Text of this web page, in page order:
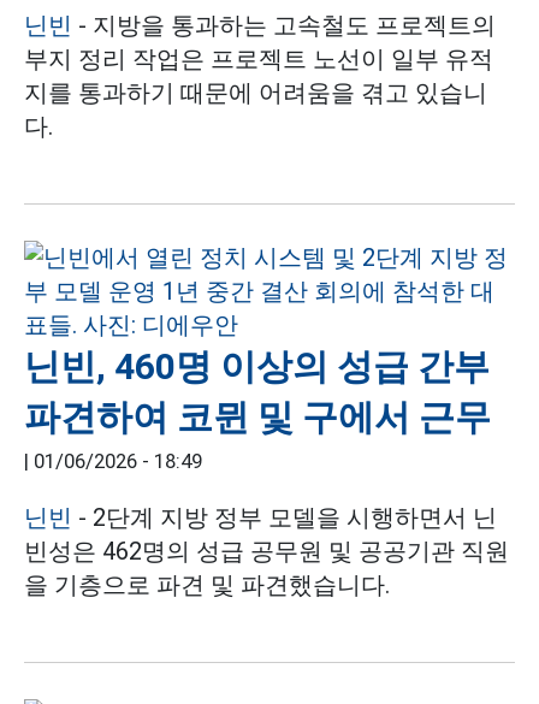
닌빈 - 지방을 통과하는 고속철도 프로젝트의
부지 정리 작업은 프로젝트 노선이 일부 유적
지를 통과하기 때문에 어려움을 겪고 있습니
다.
닌빈, 460명 이상의 성급 간부
파견하여 코뮌 및 구에서 근무
| 01/06/2026 - 18:49
닌빈 - 2단계 지방 정부 모델을 시행하면서 닌
빈성은 462명의 성급 공무원 및 공공기관 직원
을 기층으로 파견 및 파견했습니다.